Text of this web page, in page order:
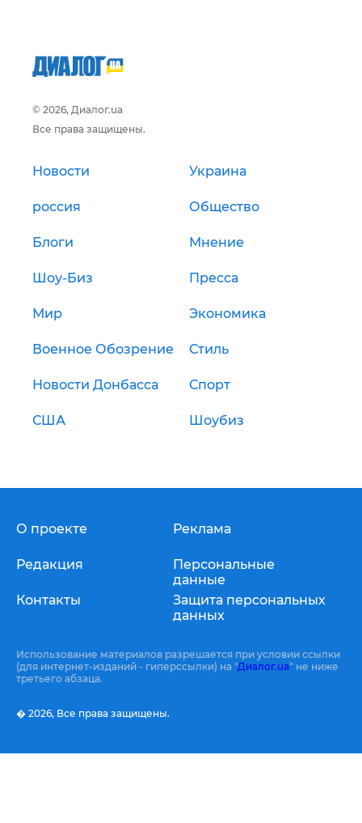
© 2026, Диалог.ua
Все права защищены.
Новости Украина
россия Общество
Блоги Мнение
Шоу-Биз Пресса
Мир Экономика
Военное Обозрение Стиль
Новости Донбасса Спорт
США Шоубиз
О проекте
Редакция
Контакты
Реклама
Персональные
данные
Защита персональных
данных
Использование материалов разрешается при условии ссылки
(для интернет-изданий - гиперссылки) на "Диалог.ua" не ниже
третьего абзаца.
� 2026, Все права защищены.